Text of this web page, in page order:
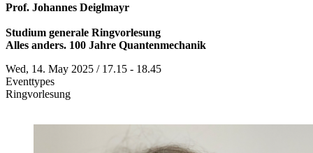
Prof. Johannes Deiglmayr
Studium generale Ringvorlesung
Alles anders. 100 Jahre Quantenmechanik
Wed, 14. May 2025 / 17.15 - 18.45
Eventtypes
Ringvorlesung